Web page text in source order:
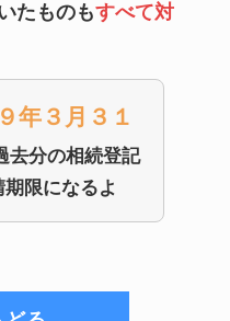
たものもすべて対
年３月３１
去分の相続登記
期限になるよ